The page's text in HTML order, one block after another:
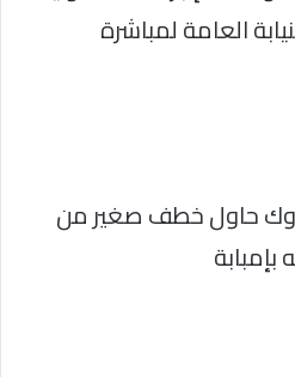
العامة لمباشرة
حاول خطف صغير من